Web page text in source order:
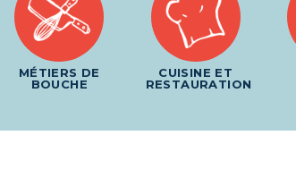
MÉTIERS DE
BOUCHE
CUISINE ET
RESTAURATION